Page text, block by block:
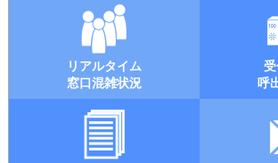
証明書の交付状況確認
呼出状況のメール通知登録
来庁日時の事前予約
事前予約の確認・取消
リアルタイム
窓口混雑状況
呼